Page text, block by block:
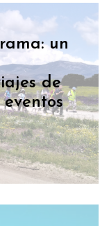
un
de
eventos